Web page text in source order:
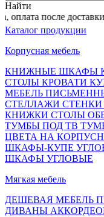
Найти
оплата после
Каталог продукции
Корпусная мебель
КНИЖНЫЕ ШКАФЫ
СТОЛЫ КРОВАТИ
МЕБЕЛЬ
СТЕЛЛАЖИ СТЕНКИ
КНИЖКИ СТОЛЫ
ТУМБЫ ПОД ТВ
ЦВЕТА НА
ШКАФЫ-КУПЕ
ШКАФЫ УГЛОВЫЕ
Мягкая мебель
ДЕШЕВАЯ МЕБЕЛЬ
ДИВАНЫ